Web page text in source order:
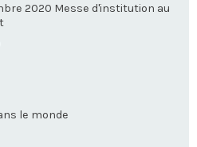
2020 Messe d'institution au
le monde